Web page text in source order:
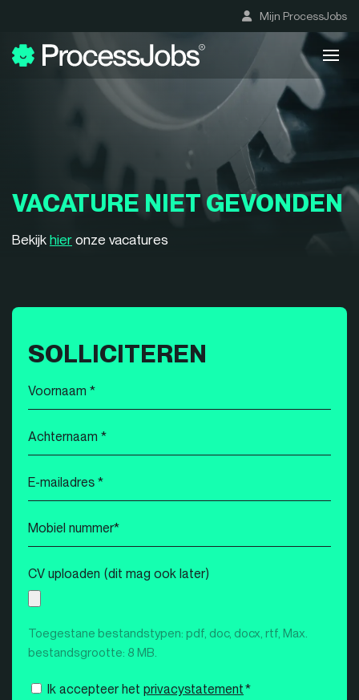
Mijn ProcessJobs
VACATURE NIET GEVONDEN
Bekijk hier onze vacatures
SOLLICITEREN
Voornaam
*
Achternaam
*
E-
mailadres
*
Mobiel
nummer
*
CV uploaden (dit mag ook later)
Toegestane bestandstypen: pdf, doc, docx, rtf, Max.
bestandsgrootte: 8 MB.
Instemming
Ik accepteer het privacystatement*